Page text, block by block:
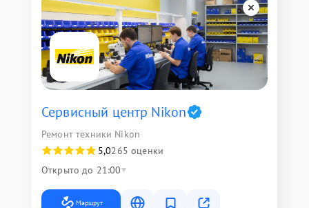
Сервисный центр Nikon
Ремонт техники Nikon
5,0265 оценки
Открыто до 21:00
Маршрут